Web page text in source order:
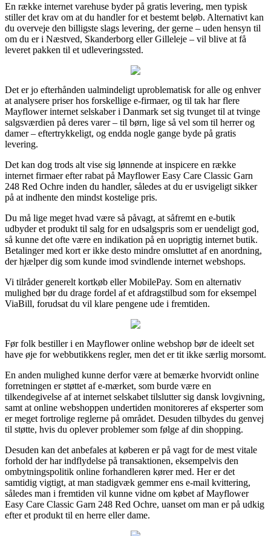
En række internet varehuse byder på gratis levering, men typisk
stiller det krav om at du handler for et bestemt beløb. Alternativt kan
du overveje den billigste slags levering, der gerne – uden hensyn til
om du er i Næstved, Skanderborg eller Gilleleje – vil blive at få
leveret pakken til et udleveringssted.
Det er jo efterhånden ualmindeligt uproblematisk for alle og enhver
at analysere priser hos forskellige e-firmaer, og til tak har flere
Mayflower internet selskaber i Danmark set sig tvunget til at tvinge
salgsværdien på deres varer – til børn, lige så vel som til herrer og
damer – eftertrykkeligt, og endda nogle gange byde på gratis
levering.
Det kan dog trods alt vise sig lønnende at inspicere en række
internet firmaer efter rabat på Mayflower Easy Care Classic Garn
248 Red Ochre inden du handler, således at du er usvigeligt sikker
på at indhente den mindst kostelige pris.
Du må lige meget hvad være så påvagt, at såfremt en e-butik
udbyder et produkt til salg for en udsalgspris som er uendeligt god,
så kunne det ofte være en indikation på en uoprigtig internet butik.
Betalinger med kort er ikke desto mindre omsluttet af en anordning,
der hjælper dig som kunde imod svindlende internet webshops.
Vi tilråder generelt kortkøb eller MobilePay. Som en alternativ
mulighed bør du drage fordel af et afdragstilbud som for eksempel
ViaBill, forudsat du vil klare pengene ude i fremtiden.
Før folk bestiller i en Mayflower online webshop bør de ideelt set
have øje for webbutikkens regler, men det er tit ikke særlig morsomt.
En anden mulighed kunne derfor være at bemærke hvorvidt online
forretningen er støttet af e-mærket, som burde være en
tilkendegivelse af at internet selskabet tilslutter sig dansk lovgivning,
samt at online webshoppen undertiden monitoreres af eksperter som
er meget fortrolige reglerne på området. Desuden tilbydes du genvej
til støtte, hvis du oplever problemer som følge af din shopping.
Desuden kan det anbefales at køberen er på vagt for de mest vitale
forhold der har indflydelse på transaktionen, eksempelvis den
ombytningspolitik online forhandleren kører med. Her er det
samtidig vigtigt, at man stadigvæk gemmer ens e-mail kvittering,
således man i fremtiden vil kunne vidne om købet af Mayflower
Easy Care Classic Garn 248 Red Ochre, uanset om man er på udkig
efter et produkt til en herre eller dame.